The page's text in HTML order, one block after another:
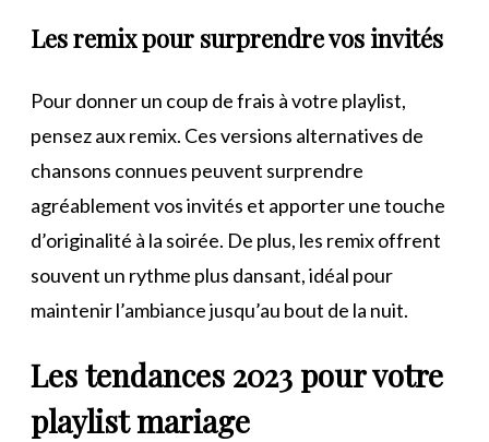
Les remix pour surprendre vos invités
Pour donner un coup de frais à votre playlist,
pensez aux remix. Ces versions alternatives de
chansons connues peuvent surprendre
agréablement vos invités et apporter une touche
d’originalité à la soirée. De plus, les remix offrent
souvent un rythme plus dansant, idéal pour
maintenir l’ambiance jusqu’au bout de la nuit.
Les tendances 2023 pour votre
playlist mariage